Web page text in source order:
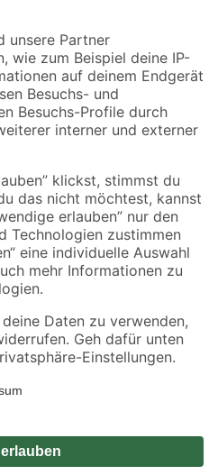
Versandarten
Die dargestellten Angebote sind unter
Die angegebenen Verfügbarkeiten beziehen
toom Baumarkt. Alle Angebote und
nicht für Artikel mit Speditionsversand, hier
Impressum